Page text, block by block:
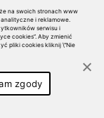
na swoich stronach www
i reklamowe.
serwisu i
cookies”. Aby zmienić
pliki cookies kliknij \"Nie
zgody